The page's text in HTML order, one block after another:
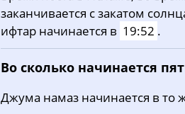
31, Пн
03:51
заканчивается с закатом
ифтар начинается в 19:52 .
Во сколько начинается
Джума намаз начинается в то